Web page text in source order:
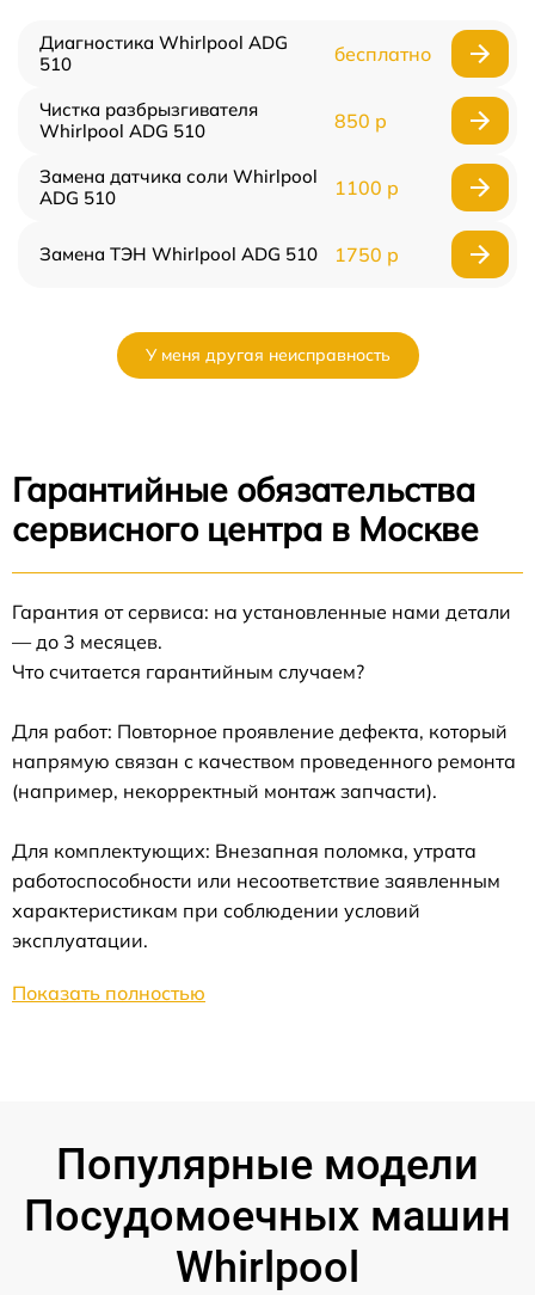
Диагностика Whirlpool ADG
510
бесплатно
Чистка разбрызгивателя
Whirlpool ADG 510
850 р
Замена датчика соли Whirlpool
ADG 510
1100 р
Замена ТЭН Whirlpool ADG 510 1750 р
У меня другая неисправность
Гарантийные обязательства
сервисного центра в Москве
Гарантия от сервиса: на установленные нами детали
— до 3 месяцев.
Что считается гарантийным случаем?
Для работ: Повторное проявление дефекта, который
напрямую связан с качеством проведенного ремонта
(например, некорректный монтаж запчасти).
Для комплектующих: Внезапная поломка, утрата
работоспособности или несоответствие заявленным
характеристикам при соблюдении условий
эксплуатации.
Показать полностью
Популярные модели
Посудомоечных машин
Whirlpool